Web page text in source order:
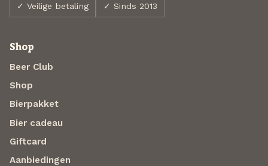
✓ Veilige betaling ✓ Sinds 2013
Shop
Beer Club
Shop
Bierpakket
Bier cadeau
Giftcard
Aanbiedingen